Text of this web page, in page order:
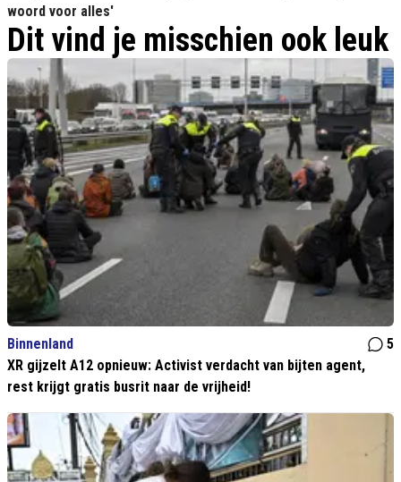
woord voor alles'
Dit vind je misschien ook leuk
Binnenland
5
XR gijzelt A12 opnieuw: Activist verdacht van bijten agent,
rest krijgt gratis busrit naar de vrijheid!